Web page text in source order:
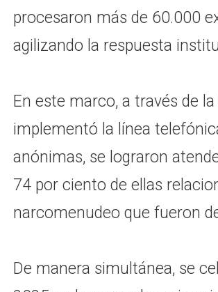
procesaron más de 60.000
agilizando la respuesta
En este marco, a través de
implementó la línea
anónimas, se lograron
74 por ciento de ellas
narcomenudeo que fueron
De manera simultánea, se